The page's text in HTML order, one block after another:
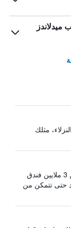
مثلك
يبحث HotelsCombined في أكثر من 3 ملايين فندق
حتى تتمكن من